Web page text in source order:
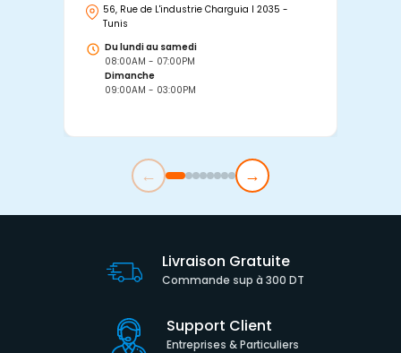
56, Rue de L'industrie Charguia I 2035 -
Tunis
Du lundi au samedi
08:00AM - 07:00PM
Dimanche
09:00AM - 03:00PM
← →
Livraison Gratuite
Commande sup à 300 DT
Support Client
Entreprises & Particuliers